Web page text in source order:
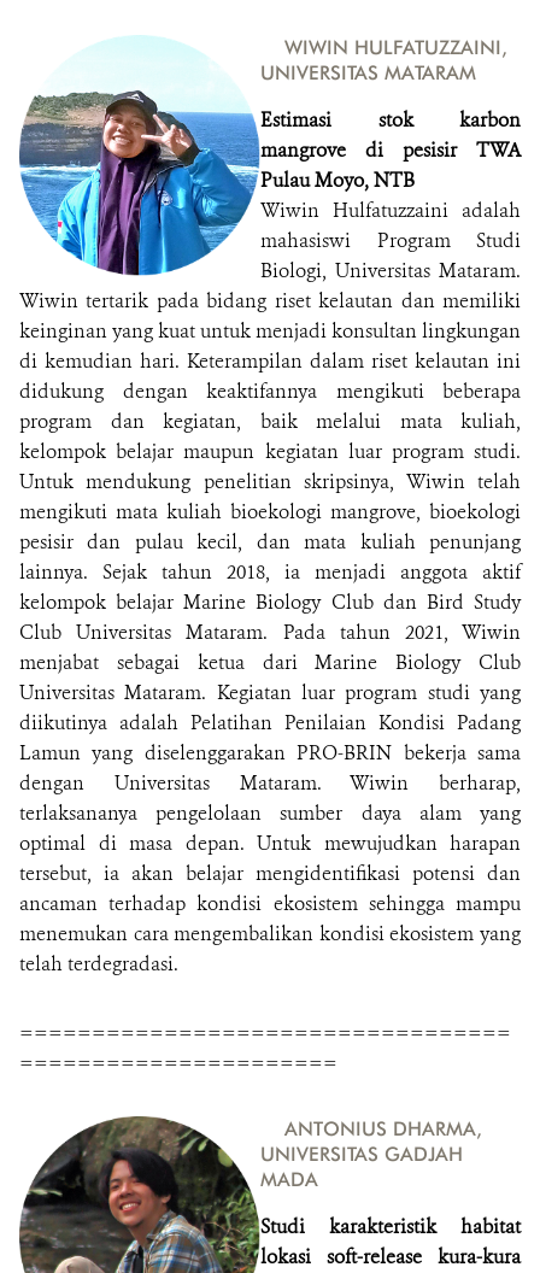
WIWIN HULFATUZZAINI,
UNIVERSITAS MATARAM
Estimasi stok karbon
mangrove di pesisir TWA
Pulau Moyo, NTB
Wiwin Hulfatuzzaini adalah
mahasiswi Program Studi
Biologi, Universitas Mataram.
Wiwin tertarik pada bidang riset kelautan dan memiliki
keinginan yang kuat untuk menjadi konsultan lingkungan
di kemudian hari. Keterampilan dalam riset kelautan ini
didukung dengan keaktifannya mengikuti beberapa
program dan kegiatan, baik melalui mata kuliah,
kelompok belajar maupun kegiatan luar program studi.
Untuk mendukung penelitian skripsinya, Wiwin telah
mengikuti mata kuliah bioekologi mangrove, bioekologi
pesisir dan pulau kecil, dan mata kuliah penunjang
lainnya. Sejak tahun 2018, ia menjadi anggota aktif
kelompok belajar Marine Biology Club dan Bird Study
Club Universitas Mataram. Pada tahun 2021, Wiwin
menjabat sebagai ketua dari Marine Biology Club
Universitas Mataram. Kegiatan luar program studi yang
diikutinya adalah Pelatihan Penilaian Kondisi Padang
Lamun yang diselenggarakan PRO-BRIN bekerja sama
dengan Universitas Mataram. Wiwin berharap,
terlaksananya pengelolaan sumber daya alam yang
optimal di masa depan. Untuk mewujudkan harapan
tersebut, ia akan belajar mengidentifikasi potensi dan
ancaman terhadap kondisi ekosistem sehingga mampu
menemukan cara mengembalikan kondisi ekosistem yang
telah terdegradasi.
==================================
======================
ANTONIUS DHARMA,
UNIVERSITAS GADJAH
MADA
Studi karakteristik habitat
lokasi soft-release kura-kura